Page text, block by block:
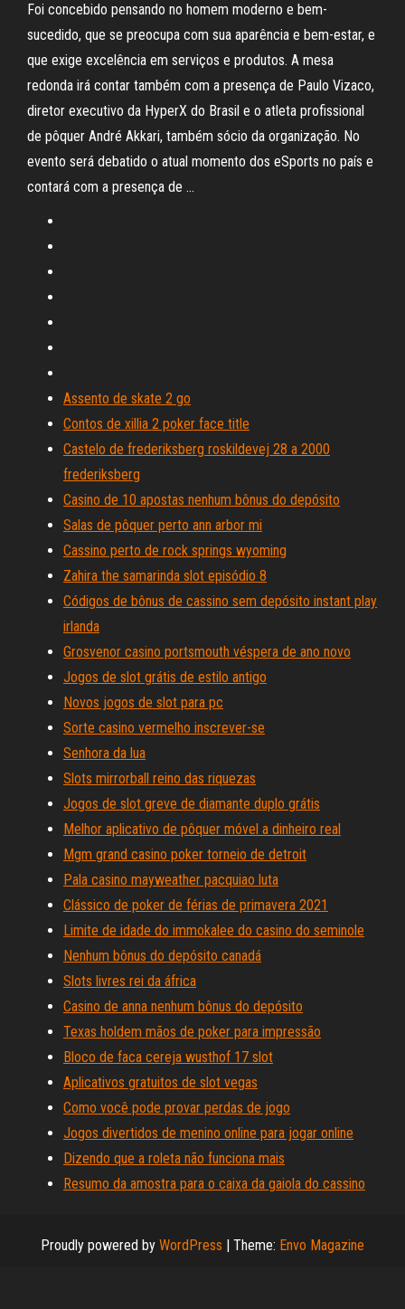
Foi concebido pensando no homem moderno e bem-
sucedido, que se preocupa com sua aparência e bem-estar, e
que exige excelência em serviços e produtos. A mesa
redonda irá contar também com a presença de Paulo Vizaco,
diretor executivo da HyperX do Brasil e o atleta profissional
de pôquer André Akkari, também sócio da organização. No
evento será debatido o atual momento dos eSports no país e
contará com a presença de …
Assento de skate 2 go
Contos de xillia 2 poker face title
Castelo de frederiksberg roskildevej 28 a 2000
frederiksberg
Casino de 10 apostas nenhum bônus do depósito
Salas de pôquer perto ann arbor mi
Cassino perto de rock springs wyoming
Zahira the samarinda slot episódio 8
Códigos de bônus de cassino sem depósito instant play
irlanda
Grosvenor casino portsmouth véspera de ano novo
Jogos de slot grátis de estilo antigo
Novos jogos de slot para pc
Sorte casino vermelho inscrever-se
Senhora da lua
Slots mirrorball reino das riquezas
Jogos de slot greve de diamante duplo grátis
Melhor aplicativo de pôquer móvel a dinheiro real
Mgm grand casino poker torneio de detroit
Pala casino mayweather pacquiao luta
Clássico de poker de férias de primavera 2021
Limite de idade do immokalee do casino do seminole
Nenhum bônus do depósito canadá
Slots livres rei da áfrica
Casino de anna nenhum bônus do depósito
Texas holdem mãos de poker para impressão
Bloco de faca cereja wusthof 17 slot
Aplicativos gratuitos de slot vegas
Como você pode provar perdas de jogo
Jogos divertidos de menino online para jogar online
Dizendo que a roleta não funciona mais
Resumo da amostra para o caixa da gaiola do cassino
Proudly powered by WordPress | Theme: Envo Magazine